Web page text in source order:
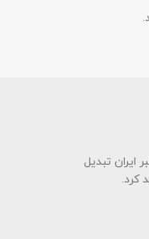
معتبر ایران تبدیل
کرد.